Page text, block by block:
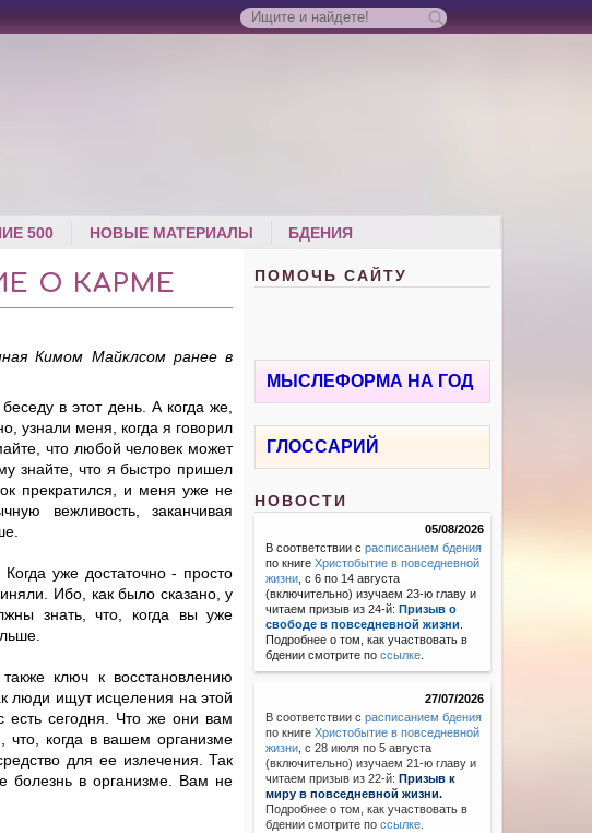
500 НОВЫЕ МАТЕРИАЛЫ БДЕНИЯ
О КАРМЕ
Кимом Майклсом ранее в
в этот день. А когда же,
узнали меня, когда я говорил
что любой человек может
знайте, что я быстро пришел
прекратился, и меня уже не
вежливость, заканчивая
уже достаточно - просто
Ибо, как было сказано, у
знать, что, когда вы уже
ключ к восстановлению
люди ищут исцеления на этой
есть сегодня. Что же они вам
когда в вашем организме
для ее излечения. Так
болезнь в организме. Вам не
ПОМОЧЬ САЙТУ
МЫСЛЕФОРМА НА ГОД
ГЛОССАРИЙ
НОВОСТИ
05/08/2026
В соответствии срасписанием бдения
по книгеХристобытие в повседневной
жизни , с 6 по 14 августа
(включительно) изучаем 23-ю главу и
читаем призыв из 24-й: Призыв о
свободе в повседневной жизни
Подробнее о том, как участвовать в
бдении смотрите поссылке
27/07/2026
В соответствии с расписанием бдения
по книгеХристобытие в повседневной
жизни с 28 июля по 5 августа
(включительно) изучаем 21-ю главу и
читаем призыв из 22-й: Призыв к
миру в повседневной жизни.
Подробнее о том, как участвовать в
бдении смотрите поссылке